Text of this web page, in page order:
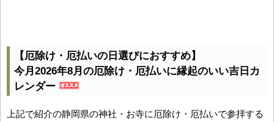
【厄除け・厄払いの日選びにおすすめ】
今月2026年8月の厄除け・厄払いに縁起のいい吉日カ
レンダー
上記で紹介の静岡県の神社・お寺に厄除け・厄払いで参拝する